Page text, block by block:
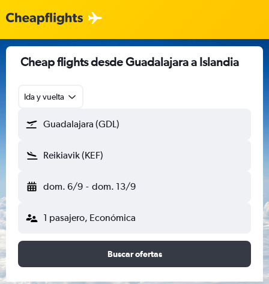
Cheap flights desde Guadalajara a Islandia
Ida y vuelta
Guadalajara (GDL)
Reikiavik (KEF)
dom. 6/9 - dom. 13/9
1 pasajero, Económica
Buscar ofertas